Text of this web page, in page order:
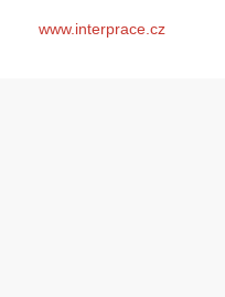
www.interprace.cz